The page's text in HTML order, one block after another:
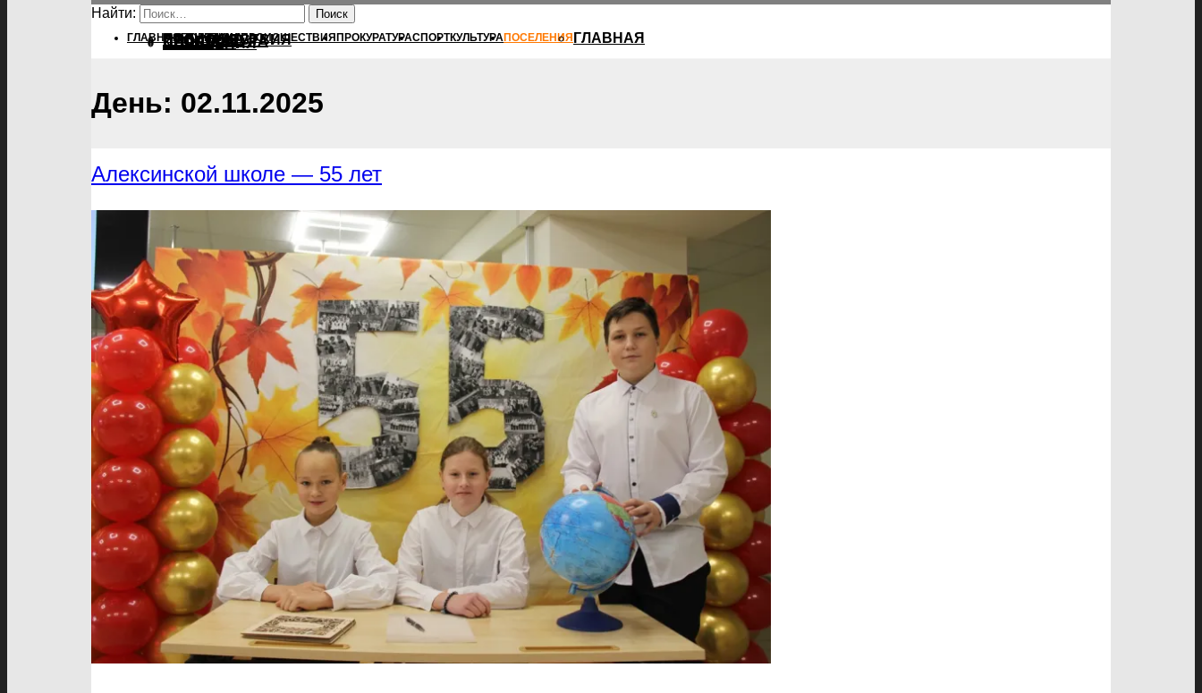
Найти:
ГЛАВНАЯПОЛИТИКАПРОИСШЕСТВИЯ ПРОКУРАТУРАСПОРТКУЛЬТУРАПОСЕЛЕНИЯ ГЛАВНАЯ
ПОЛИТИКА
ПРОИСШЕСТВИЯ
ПРОКУРАТУРА
СПОРТ
КУЛЬТУРА
ПОСЕЛЕНИЯ
День: 02.11.2025
Алексинской школе — 55 лет